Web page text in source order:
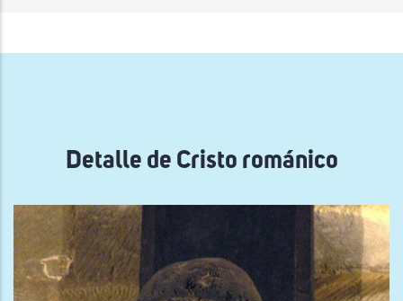
ayuda
Detalle de Cristo románico